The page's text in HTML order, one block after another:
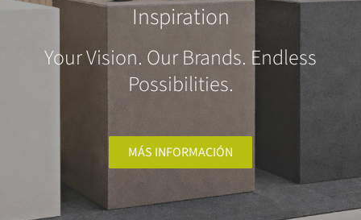
Inspiration
Your Vision. Our Brands. Endless
Possibilities.
MÁS INFORMACIÓN